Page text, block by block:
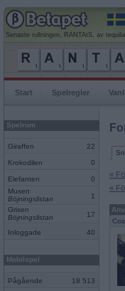
Senaste rullningen, RANTAtS, av
Start Spelregler
Spelrum
Giraffen 22
Krokodilen 0
Elefanten
0
Musen
Böjningslistan
1
Grisen
Böjningslistan
17
Inloggade 40
Mobilspel
Pågående 18 513
«
«